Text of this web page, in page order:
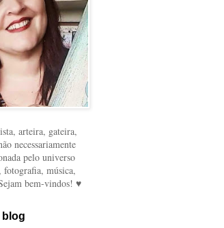
arteira, gateira,
necessariamente
pelo universo
fotografia, música,
bem-vindos! ♥
blog